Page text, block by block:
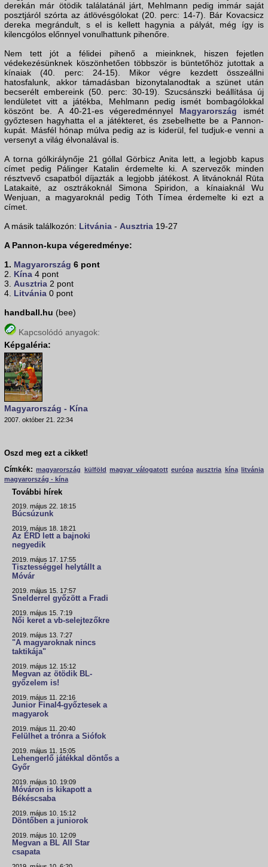
derekán már ötödik találatánál járt, Mehlmann pedig immár saját
posztjáról szórta az átlövésgólokat (20. perc: 14-7). Bár Kovacsicz
dereka megrándult, s el is kellett hagynia a pályát, még így is
kilencgólos előnnyel vonulhattunk pihenőre.
Nem tett jót a félidei pihenő a mieinknek, hiszen fejetlen
védekezésünknek köszönhetően többször is büntetőhöz jutottak a
kínaiak (40. perc: 24-15). Mikor végre kezdett összeállni
hatosfalunk, akkor támadásban bizonytalanodtak a szünet után
becserélt embereink (50. perc: 30-19). Szucsánszki beállítása új
lendületet vitt a játékba, Mehlmann pedig ismét bombagólokkal
köszönt be. A 40-21-es végeredménnyel Magyarország ismét
győztesen hagyhatta el a játékteret, és zsebelhette be a Pannon-
kupát. Másfél hónap múlva pedig az is kiderül, fel tudjuk-e venni a
versenyt a világ élvonalával is.
A torna gólkirálynője 21 góllal Görbicz Anita lett, a legjobb kapus
címet pedig Pálinger Katalin érdemelte ki. A szervezők minden
résztvevő csapatból díjazták a legjobb játékost. A litvánoknál Rūta
Latakaitė, az osztrákoknál Simona Spiridon, a kínaiaknál Wu
Wenjuan, a magyaroknál pedig Tóth Tímea érdemelte ki ezt a
címet.
A másik találkozón: Litvánia - Ausztria 19-27
A Pannon-kupa végeredménye:
1. Magyarország 6 pont
2. Kína 4 pont
3. Ausztria 2 pont
4. Litvánia 0 pont
handball.hu (bee)
Kapcsolódó anyagok:
Képgaléria:
Magyarország - Kína
2007. október 21. 22:34
Oszd meg ezt a cikket!
Címkék: magyarország külföld magyar válogatott európa ausztria kína litvánia
magyarország - kína
További hírek
2019. május 22. 18:15
Búcsúzunk
2019. május 18. 18:21
Az ÉRD lett a bajnoki
negyedik
2019. május 17. 17:55
Tisztességgel helytállt a
Móvár
2019. május 15. 17:57
Snelderrel győzött a Fradi
2019. május 15. 7:19
Női keret a vb-selejtezőkre
2019. május 13. 7:27
"A magyaroknak nincs
taktikája"
2019. május 12. 15:12
Megvan az ötödik BL-
győzelem is!
2019. május 11. 22:16
Junior Final4-győztesek a
magyarok
2019. május 11. 20:40
Felülhet a trónra a Siófok
2019. május 11. 15:05
Lehengerlő játékkal döntős a
Győr
2019. május 10. 19:09
Móváron is kikapott a
Békéscsaba
2019. május 10. 15:12
Döntőben a juniorok
2019. május 10. 12:09
Megvan a BL All Star
csapata